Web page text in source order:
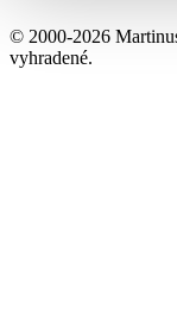
© 2000-2026
vyhradené.